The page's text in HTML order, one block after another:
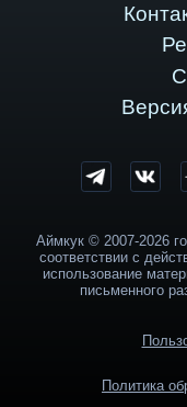
Аймкук © 2007-2026
соответствии с
использование
письменного
Политика